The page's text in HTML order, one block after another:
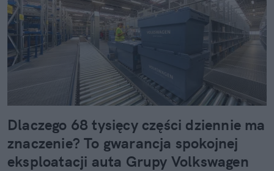
Dlaczego 68 tysięcy części dziennie ma
znaczenie? To gwarancja spokojnej
eksploatacji auta Grupy Volkswagen